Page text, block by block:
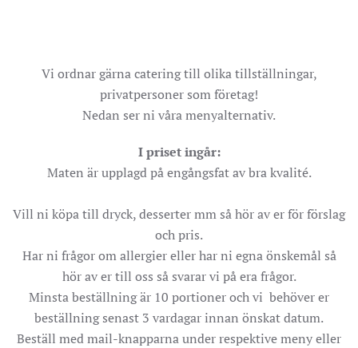
Vi ordnar gärna catering till olika tillställningar,
privatpersoner som företag!
Nedan ser ni våra menyalternativ.
I priset ingår:
Maten är upplagd på engångsfat av bra kvalité.
Vill ni köpa till dryck, desserter mm så hör av er för förslag
och pris.
Har ni frågor om allergier eller har ni egna önskemål så
hör av er till oss så svarar vi på era frågor.
Minsta beställning är 10 portioner och vi behöver er
beställning senast 3 vardagar innan önskat datum.
Beställ med mail-knapparna under respektive meny eller